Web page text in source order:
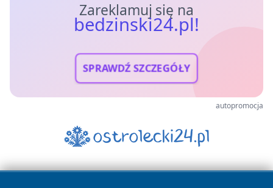
Zareklamuj się na
bedzinski24.pl!
SPRAWDŹ SZCZEGÓŁY
autopromocja